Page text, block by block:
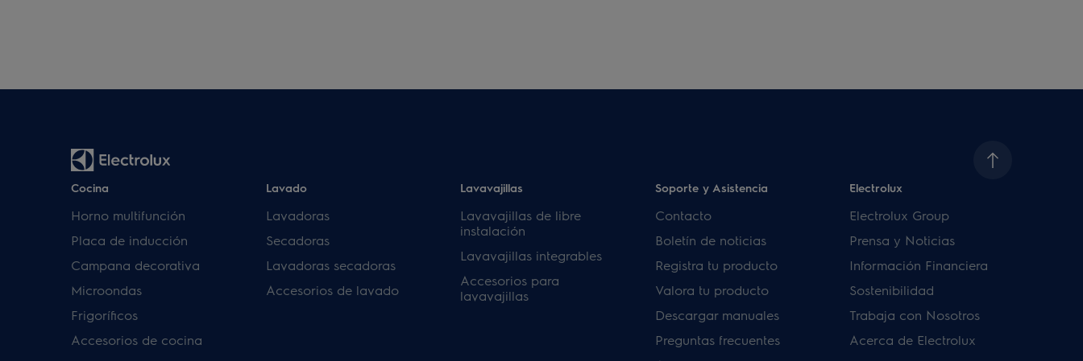
Cocina
Horno multifunción
Placa de inducción
Campana decorativa
Microondas
Frigoríficos
Accesorios de cocina
Lavado
Lavadoras
Secadoras
Lavadoras secadoras
Accesorios de lavado
Lavavajillas
Lavavajillas de libre
instalación
Lavavajillas integrables
Accesorios para
lavavajillas
Soporte y Asistencia
Contacto
Boletín de noticias
Registra tu producto
Valora tu producto
Descargar manuales
Preguntas frecuentes
Electrolux
Electrolux Group
Prensa y Noticias
Información Financiera
Sostenibilidad
Trabaja con Nosotros
Acerca de Electrolux